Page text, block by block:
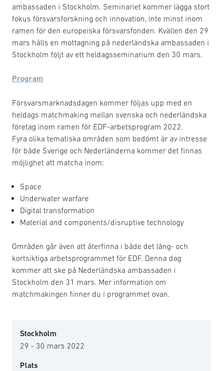
ambassaden i Stockholm. Seminariet kommer lägga stort
fokus försvarsforskning och innovation, inte minst inom
ramen för den europeiska försvarsfonden. Kvällen den 29
mars hålls en mottagning på nederländska ambassaden i
Stockholm följt av ett heldagsseminarium den 30 mars.
Program
Försvarsmarknadsdagen kommer följas upp med en
heldags matchmaking mellan svenska och nederländska
företag inom ramen för EDF-arbetsprogram 2022.
Fyra olika tematiska områden som bedömt är av intresse
för både Sverige och Nederländerna kommer det finnas
möjlighet att matcha inom:
Space
Underwater warfare
Digital transformation
Material and components/disruptive technology
Områden går även att återfinna i både det lång- och
kortsiktiga arbetsprogrammet för EDF. Denna dag
kommer att ske på Nederländska ambassaden i
Stockholm den 31 mars. Mer information om
matchmakingen finner du i programmet ovan.
Stockholm
29 - 30 mars 2022
Plats